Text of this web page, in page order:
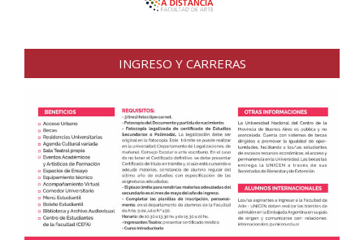
INGRESO Y CARRERAS